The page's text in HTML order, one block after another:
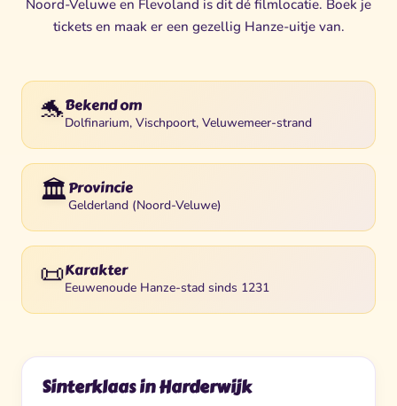
Noord-Veluwe en Flevoland is dit dé filmlocatie. Boek je
tickets en maak er een gezellig Hanze-uitje van.
🐬Bekend om
Dolfinarium, Vischpoort, Veluwemeer-strand
🏛️Provincie
Gelderland (Noord-Veluwe)
📜Karakter
Eeuwenoude Hanze-stad sinds 1231
Sinterklaas in Harderwijk